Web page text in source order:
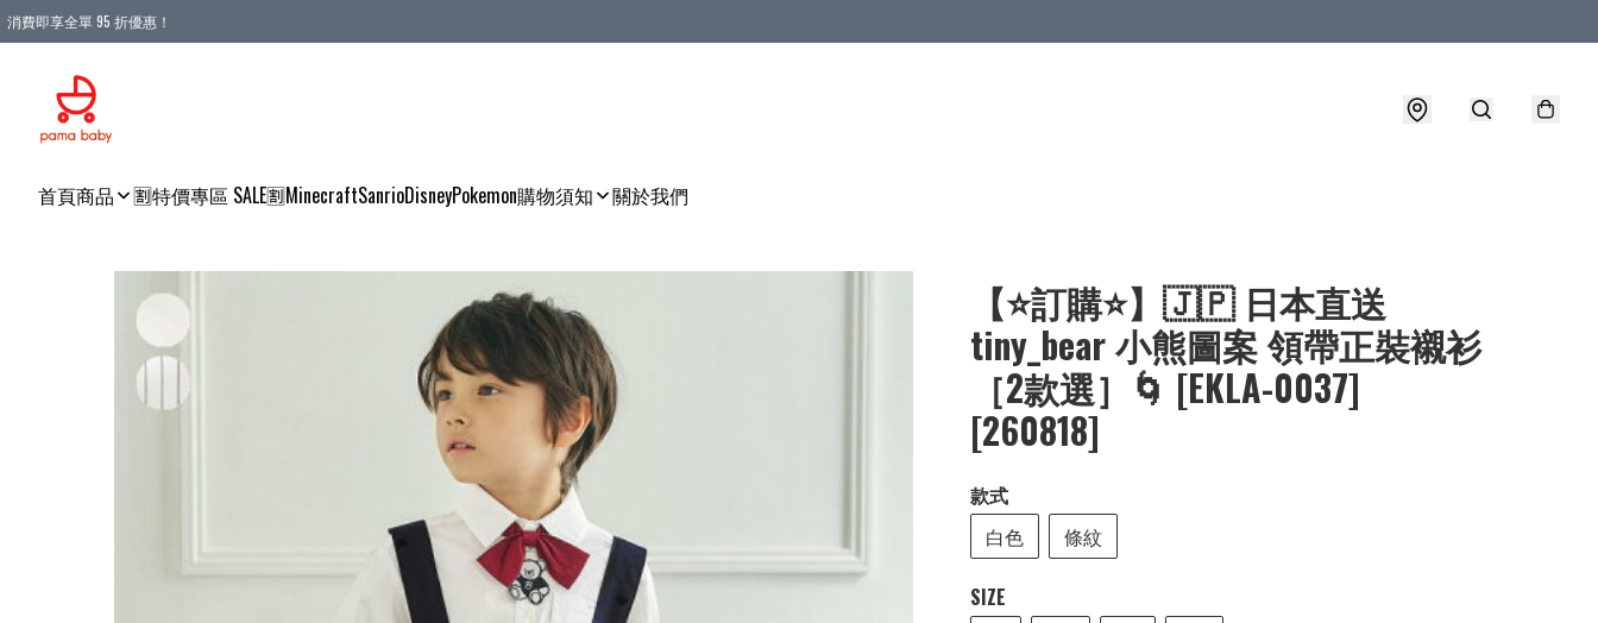
消費即享全單 95 折優惠！
首頁商品 🈹特價專區 SALE🈹MinecraftSanrioDisneyPokemon購物須知 關於我們
【⭐訂購⭐】🇯🇵 日本直送
tiny_bear 小熊圖案 領帶正裝襯衫
［2款選］🌀 [EKLA-0037]
[260818]
款式
白色
條紋
SIZE